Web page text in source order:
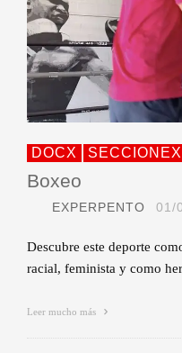
DOCX SECCIONEX
Boxeo
EXPERPENTO 01/
Descubre este deporte
racial, feminista y como
Leer mucho más